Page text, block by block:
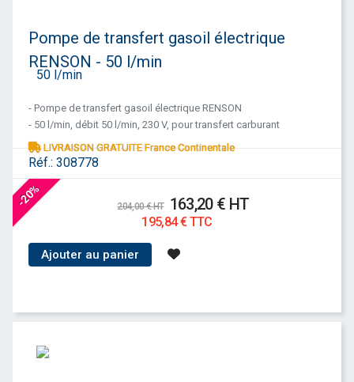
Réf.: 308778
Pompe de transfert gasoil électrique
RENSON - 50 l/min
- Pompe de transfert gasoil électrique RENSON
- 50 l/min, débit 50 l/min, 230 V, pour transfert carburant
LIVRAISON GRATUITE France Continentale
-20% 204,00 € HT 163,20 € HT
195,84 € TTC
Ajouter au panier